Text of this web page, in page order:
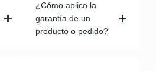
¿Cómo aplico la
garantía de un
producto o pedido?